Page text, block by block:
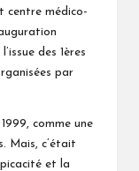
centre médico-
des 1ères
par
comme une
Mais, c’était
et la